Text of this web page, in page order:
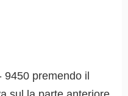
premendo il